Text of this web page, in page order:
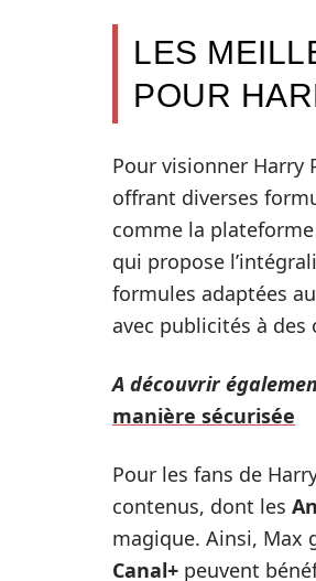
LES
POUR
Pour visionner
offrant diverses
comme la
qui propose
formules adaptées
avec publicités à
A découvrir
manière sécurisée
Pour les fans de
contenus, dont les
magique. Ainsi, Max
Canal+ peuvent